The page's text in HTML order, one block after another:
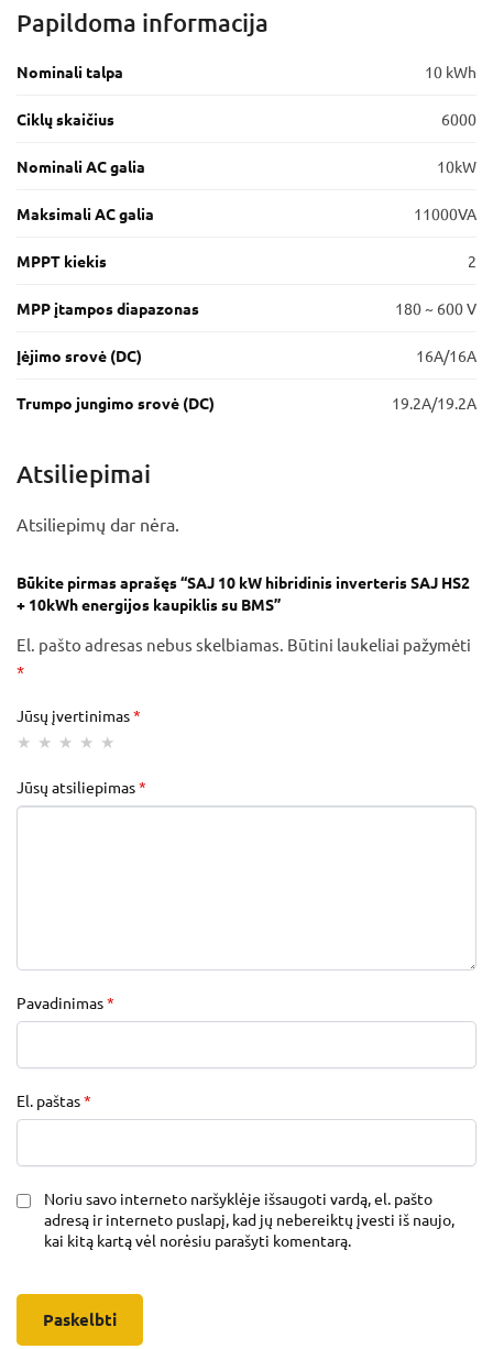
Papildoma informacija
Nominali talpa 10 kWh
Ciklų skaičius 6000
Nominali AC galia 10kW
Maksimali AC galia 11000VA
MPPT kiekis 2
MPP įtampos diapazonas 180 ~ 600 V
Įėjimo srovė (DC) 16A/16A
Trumpo jungimo srovė (DC) 19.2A/19.2A
Atsiliepimai
Atsiliepimų dar nėra.
Būkite pirmas aprašęs “SAJ 10 kW hibridinis inverteris SAJ HS2
+ 10kWh energijos kaupiklis su BMS”
El. pašto adresas nebus skelbiamas. Būtini laukeliai pažymėti
*
Jūsų įvertinimas*
Jūsų atsiliepimas*
Pavadinimas*
El. paštas*
Noriu savo interneto naršyklėje išsaugoti vardą, el. pašto
adresą ir interneto puslapį, kad jų nebereiktų įvesti iš naujo,
kai kitą kartą vėl norėsiu parašyti komentarą.